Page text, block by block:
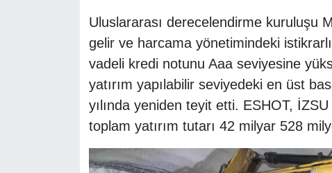
Uluslararası derecelendirme kuruluşu
gelir ve harcama yönetimindeki
vadeli kredi notunu Aaa seviyesine
yatırım yapılabilir seviyedeki en üst
yılında yeniden teyit etti. ESHOT,
toplam yatırım tutarı 42 milyar 528